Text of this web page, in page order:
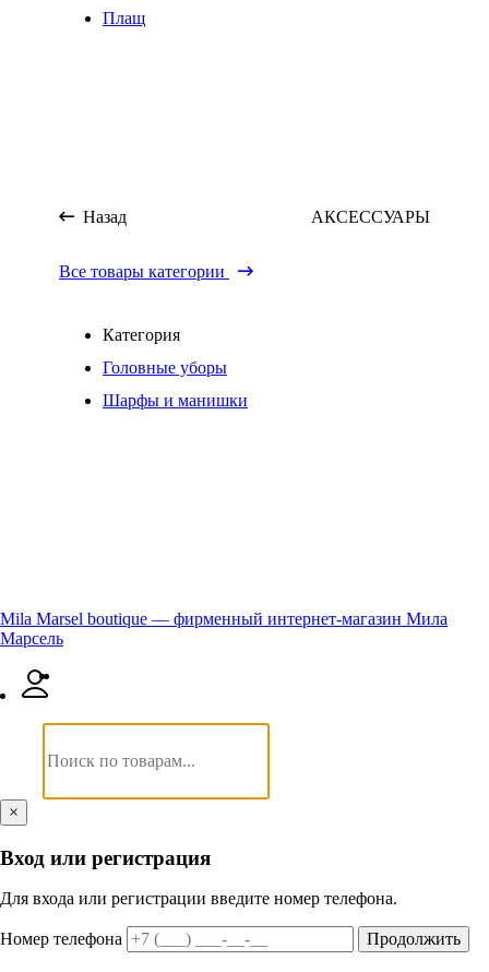
Плащ
Назад АКСЕССУАРЫ
Все товары категории
Категория
Головные уборы
Шарфы и манишки
Mila Marsel boutique — фирменный интернет-магазин Мила
Марсель
×
Вход или регистрация
Для входа или регистрации введите номер телефона.
Номер телефона Продолжить